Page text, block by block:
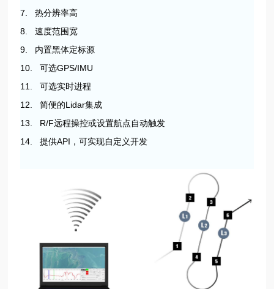
7. 热分辨率高
8. 速度范围宽
9. 内置黑体定标源
10. 可选GPS/IMU
11. 可选实时进程
12. 简便的Lidar集成
13. R/F远程操控或设置航点自动触发
14. 提供API，可实现自定义开发